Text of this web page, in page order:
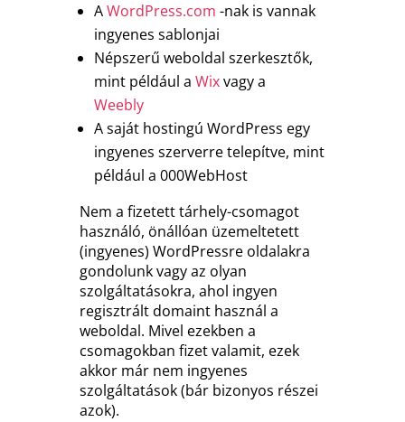
AWordPress.com -nak is vannak
ingyenes sablonjai
Népszerű weboldal szerkesztők,
mint például a Wixvagy a
Weebly
A saját hostingú WordPress egy
ingyenes szerverre telepítve, mint
például a 000WebHost
Nem a fizetett tárhely-csomagot
használó, önállóan üzemeltetett
(ingyenes) WordPressre oldalakra
gondolunk vagy az olyan
szolgáltatásokra, ahol ingyen
regisztrált domaint használ a
weboldal. Mivel ezekben a
csomagokban fizet valamit, ezek
akkor már nem ingyenes
szolgáltatások (bár bizonyos részei
azok).